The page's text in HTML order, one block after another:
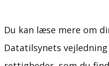
Du kan læse mere om
Datatilsynets